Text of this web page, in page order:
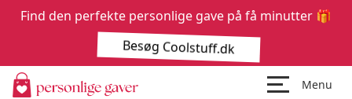
Menu
Find den perfekte personlige gave på få minutter 🎁
Besøg Coolstuff.dk